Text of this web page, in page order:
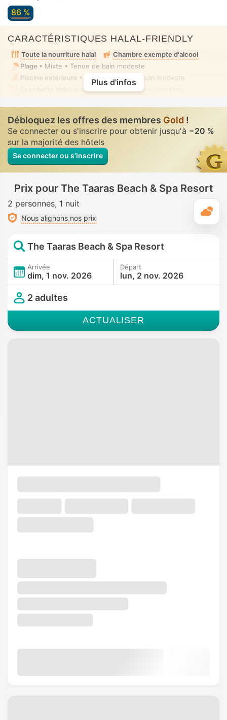
86 %
CARACTÉRISTIQUES HALAL-FRIENDLY
Toute la nourriture halal
Chambre exempte d'alcool
Plage • Mixte • Tenue de bain modeste
Piscine extérieure • Mixte • Tenue de bain modeste
Douchette bidet manuel
• Dans certaines chambres
Plus d'infos
Débloquez les offres des membres Gold !
Se connecter ou s'inscrire pour obtenir jusqu'à −20 %
sur la majorité des hôtels
Se connecter ou s’inscrire
Prix pour The Taaras Beach & Spa Resort
2 personnes 1 nuit
Nous alignons nos prix
The Taaras Beach & Spa Resort
Arrivée
dim, 1 nov. 2026
Départ
lun, 2 nov. 2026
2 adultes
ACTUALISER